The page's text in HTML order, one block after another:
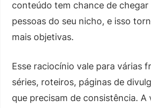
conteúdo tem chance de chegar
pessoas do seu nicho, e isso
mais objetivas.
Esse raciocínio vale para várias
séries, roteiros, páginas de
que precisam de consistência. A